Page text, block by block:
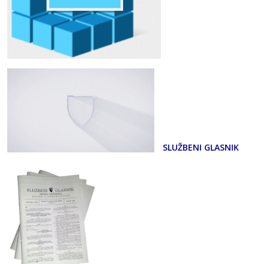
SLUŽBENI GLASNIK